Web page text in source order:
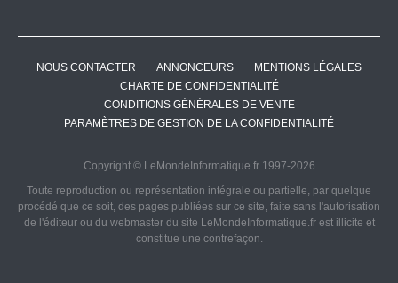
NOUS CONTACTER ANNONCEURS
MENTIONS LÉGALES
CHARTE DE CONFIDENTIALITÉ
CONDITIONS GÉNÉRALES DE VENTE
PARAMÈTRES DE GESTION DE LA CONFIDENTIALITÉ
Copyright © LeMondeInformatique.fr 1997-2026
Toute reproduction ou représentation intégrale ou partielle, par quelque
procédé que ce soit, des pages publiées sur ce site, faite sans l'autorisation
de l'éditeur ou du webmaster du site LeMondeInformatique.fr est illicite et
constitue une contrefaçon.